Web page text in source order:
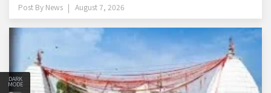
DARK
MODE
Post By News August 7, 2026